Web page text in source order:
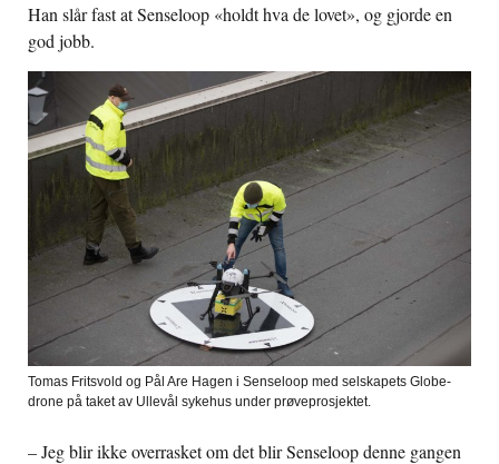
Han slår fast at Senseloop «holdt hva de lovet», og gjorde en
god jobb.
Tomas Fritsvold og Pål Are Hagen i Senseloop med selskapets Globe-
drone på taket av Ullevål sykehus under prøveprosjektet.
– Jeg blir ikke overrasket om det blir Senseloop denne gangen